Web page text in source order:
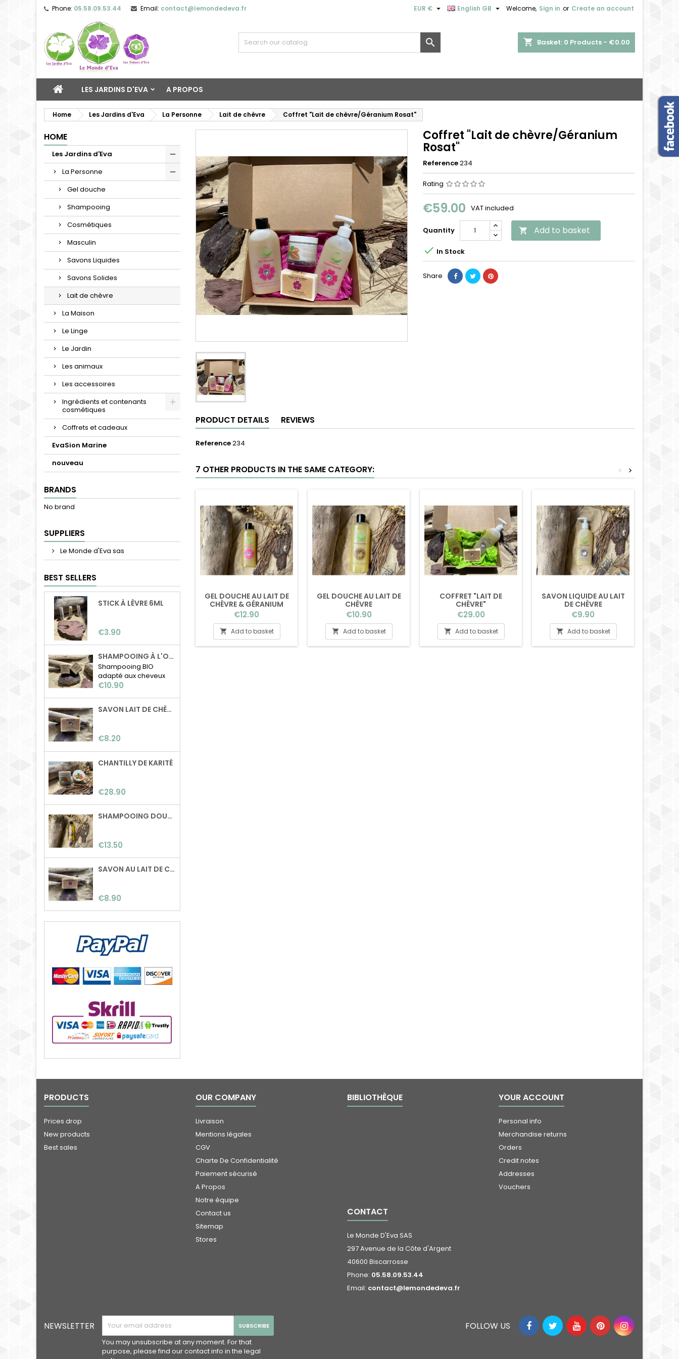
Phone: 05.58.09.53.44 Email: contact@lemondedeva.fr Welcome, Sign in or Create an account
English GB 
EUR € 
shopping_cart Basket: 0 Products - €0.00

LES JARDINS D'EVA A PROPOS
Home Les Jardins d'Eva La Personne Lait de chèvre Coffret "Lait de chèvre/Géranium Rosat"
HOME
Les Jardins d'Eva
La Personne
Gel douche
Shampooing
Cosmétiques
Masculin
Savons Liquides
Savons Solides
Lait de chèvre
La Maison
Le Linge
Le Jardin
Les animaux
Les accessoires
Ingrédients et contenants
cosmétiques
Coffrets et cadeaux
EvaSion Marine
nouveau
BRANDS
No brand
SUPPLIERS
Le Monde d'Eva sas
BEST SELLERS
STICK À LÈVRE 6ML
Price
€3.90
SHAMPOOING À L'ORTIE BIO
Shampooing BIO
adapté aux cheveux
normaux à gras Sans
paraben, sans dérivé
pétrolier,..
coco, huile de ricin,
tree, cèdre et citron.
Price
€10.90
SAVON LAIT DE CHÈVRE
Price
€8.20
CHANTILLY DE KARITÉ
Price
€28.90
SHAMPOOING DOUCEUR
Price
€13.50
SAVON AU LAIT DE CHÈVRE & GÉRANIUM ROSAT
Price
€8.90
Coffret "Lait de chèvre/Géranium
Rosat"
Reference234
Rating
€59.00 VAT included
Quantity  Add to basket
 In Stock
Share
PRODUCT DETAILS REVIEWS
Reference234
7 OTHER PRODUCTS IN THE SAME CATEGORY: >
<
GEL DOUCHE AU LAIT DE
CHÈVRE & GÉRANIUM
ROSAT
Price
€12.90
 Add to basket
GEL DOUCHE AU LAIT DE
CHÈVRE
Price
€10.90
 Add to basket
COFFRET "LAIT DE
CHÈVRE"
Price
€29.00
 Add to basket
SAVON LIQUIDE AU LAIT
DE CHÈVRE
Price
€9.90
 Add to basket
PRODUCTS
Prices drop
New products
Best sales
OUR COMPANY
Livraison
Mentions légales
CGV
Charte De Confidentialité
Paiement sécurisé
A Propos
Notre équipe
Contact us
Sitemap
Stores
BIBLIOTHÈQUE YOUR ACCOUNT
Personal info
Merchandise returns
Orders
Credit notes
Addresses
Vouchers
CONTACT
Le Monde D'Eva SAS
297 Avenue de la Côte d'Argent
40600 Biscarrosse
Phone: 05.58.09.53.44
Email: contact@lemondedeva.fr
NEWSLETTER
You may unsubscribe at any moment. For that
purpose, please find our contact info in the legal
FOLLOW US